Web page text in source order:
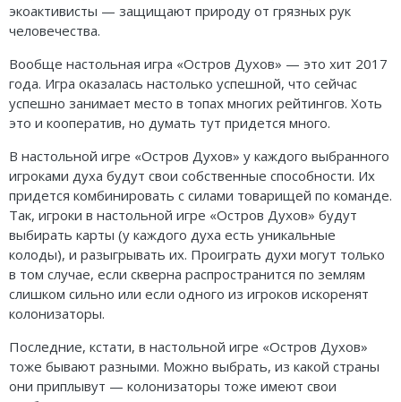
экоактивисты — защищают природу от грязных рук
человечества.
Вообще настольная игра «Остров Духов» — это хит 2017
года. Игра оказалась настолько успешной, что сейчас
успешно занимает место в топах многих рейтингов. Хоть
это и кооператив, но думать тут придется много.
В настольной игре «Остров Духов» у каждого выбранного
игроками духа будут свои собственные способности. Их
придется комбинировать с силами товарищей по команде.
Так, игроки в настольной игре «Остров Духов» будут
выбирать карты (у каждого духа есть уникальные
колоды), и разыгрывать их. Проиграть духи могут только
в том случае, если скверна распространится по землям
слишком сильно или если одного из игроков искоренят
колонизаторы.
Последние, кстати, в настольной игре «Остров Духов»
тоже бывают разными. Можно выбрать, из какой страны
они приплывут — колонизаторы тоже имеют свои